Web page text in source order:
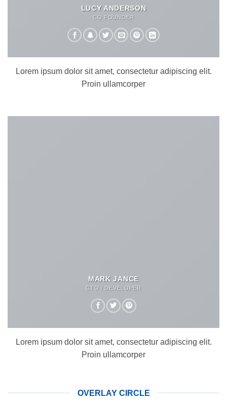
LUCY ANDERSON
CO FOUNDER
Lorem ipsum dolor sit amet, consectetur adipiscing elit.
Proin ullamcorper
MARK JANCE
CTO / DEVELOPER
Lorem ipsum dolor sit amet, consectetur adipiscing elit.
Proin ullamcorper
OVERLAY CIRCLE